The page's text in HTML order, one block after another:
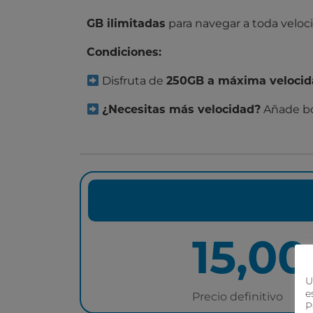
GB ilimitadas para navegar a toda
Condiciones:
Disfruta de250GB a máxima
¿Necesitas más velocidad? Añade
15,00
Precio definitivo